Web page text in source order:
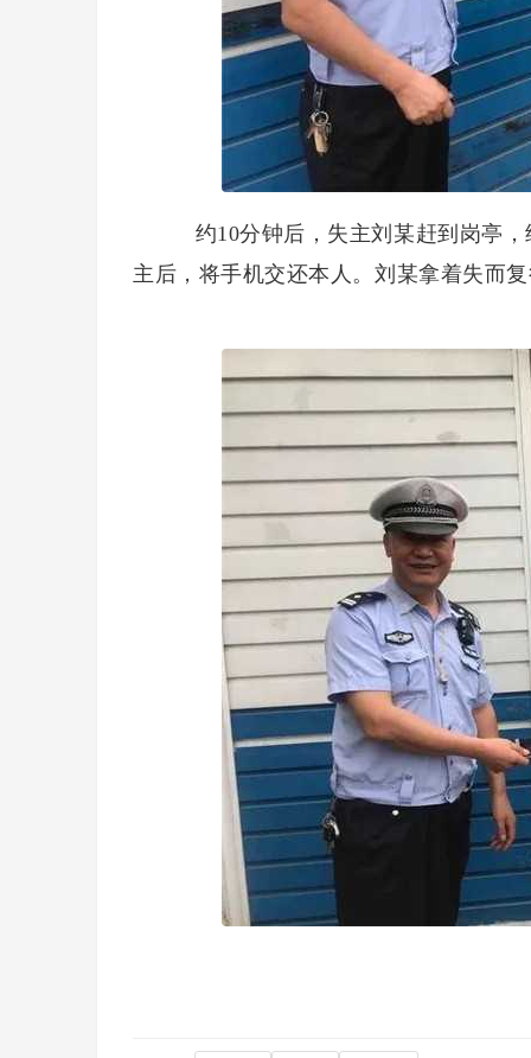
约10分钟后，失主刘某赶到岗亭
主后，将手机交还本人。刘某拿着失而